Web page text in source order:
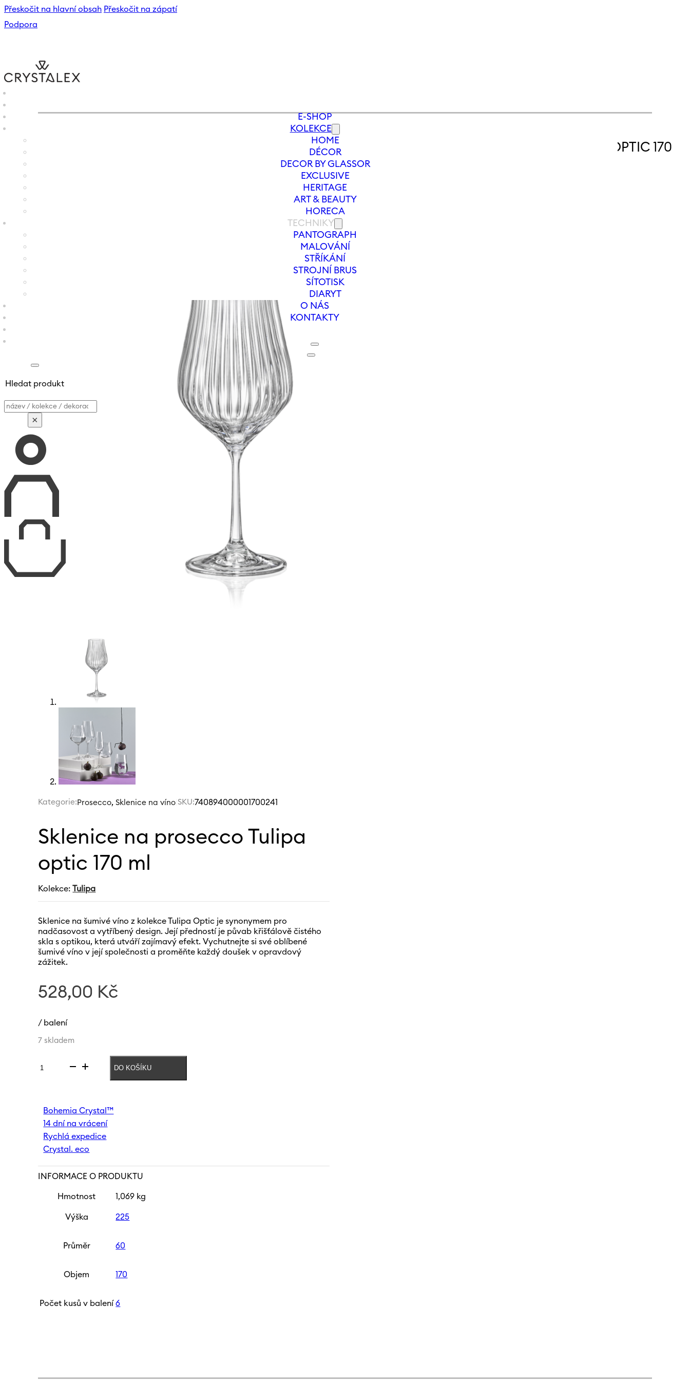
Přeskočit na hlavní obsah Přeskočit na zápatí
Podpora
B2B
E-SHOP
KOLEKCE
HOME
DÉCOR
DECOR BY GLASSOR
EXCLUSIVE
HERITAGE
ART & BEAUTY
HORECA
TECHNIKY
PANTOGRAPH
MALOVÁNÍ
STŘÍKÁNÍ
STROJNÍ BRUS
SÍTOTISK
DIARYT
O NÁS
KONTAKTY
Hledat produkt
Vyhledávání
×
SKLENICE NA VÍNO/PROSECCO
SKLENICE NA PROSECCO TULIPA OPTIC 170
Kategorie: Prosecco,Sklenice na víno SKU:740894000001700241
Sklenice na prosecco Tulipa
optic 170 ml
Kolekce:Tulipa
Sklenice na šumivé víno z kolekce Tulipa Optic je synonymem pro
nadčasovost a vytříbený design. Její předností je půvab křišťálově čistého
skla s optikou, která utváří zajímavý efekt. Vychutnejte si své oblíbené
šumivé víno v její společnosti a proměňte každý doušek v opravdový
zážitek.
528,00 Kč
/ balení
7 skladem
Sklenice
optic
170
ml
množství
DO KOŠÍKU
Bohemia Crystal™
14 dní na vrácení
Rychlá expedice
Crystal. eco
INFORMACE O PRODUKTU
Hmotnost 1,069 kg
Výška 225
Průměr 60
Objem 170
Počet kusů v balení 6